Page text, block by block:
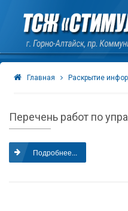
Главная Раскрытие
Перечень работ по
Подробнее...